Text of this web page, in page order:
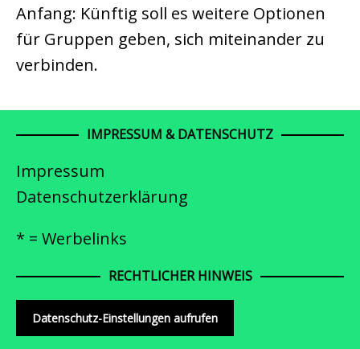
Anfang: Künftig soll es weitere Optionen
für Gruppen geben, sich miteinander zu
verbinden.
IMPRESSUM & DATENSCHUTZ
Impressum
Datenschutzerklärung
* = Werbelinks
RECHTLICHER HINWEIS
Datenschutz-Einstellungen aufrufen